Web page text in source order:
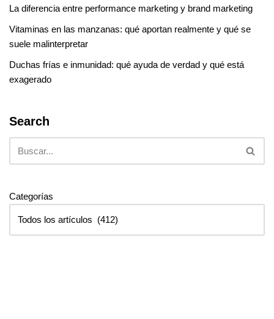
La diferencia entre performance marketing y brand marketing
Vitaminas en las manzanas: qué aportan realmente y qué se
suele malinterpretar
Duchas frías e inmunidad: qué ayuda de verdad y qué está
exagerado
Search
Categorías